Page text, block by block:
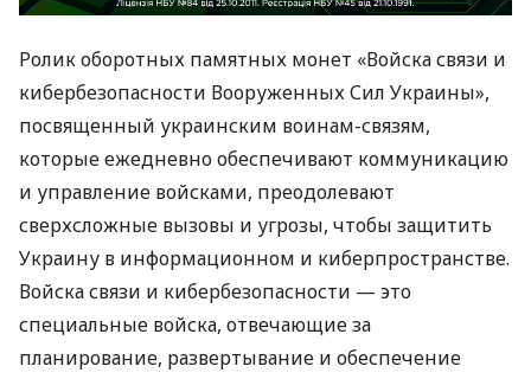
Ролик оборотных памятных монет «Войска связи и
кибербезопасности Вооруженных Сил Украины»,
посвященный украинским воинам-связям,
которые ежедневно обеспечивают коммуникацию
и управление войсками, преодолевают
сверхсложные вызовы и угрозы, чтобы защитить
Украину в информационном и киберпространстве.
Войска связи и кибербезопасности — это
специальные войска, отвечающие за
планирование, развертывание и обеспечение